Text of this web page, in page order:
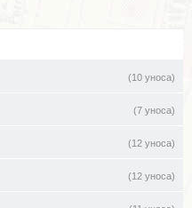
(10 уноса)
(7 уноса)
(12 уноса)
(12 уноса)